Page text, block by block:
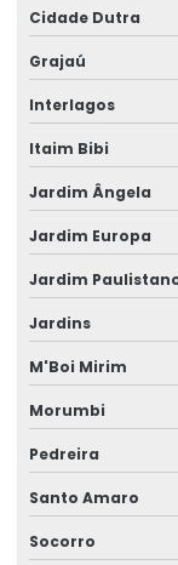
Aluguel de um
área de locação
Cabo elétrico de 16
Cabo elétrico de
Cabo eletrico de 2
Cabo elétrico de 25
Cabo elétrico 35mm
Cabo elétrico de 4
Cabo elétrico
Empresa de
Empresa de
Cidade Dutra
Grajaú
Interlagos
Itaim Bibi
Jardim Ângela
Jardim Europa
Jardim
Jardins
M'Boi Mirim
Morumbi
Pedreira
Santo Amaro
Socorro